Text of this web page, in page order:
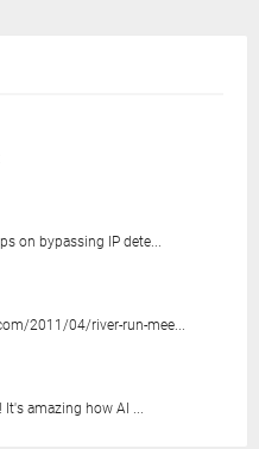
on bypassing IP dete...
2011/04/river-run-mee...
amazing how AI ...